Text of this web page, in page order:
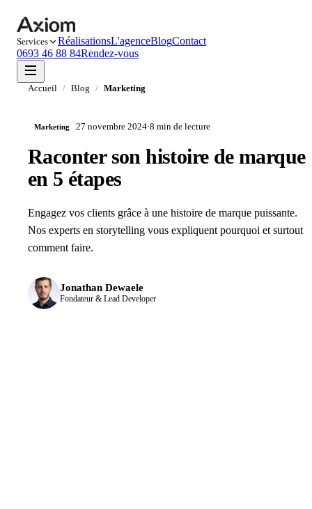
Services RéalisationsL'agenceBlogContact
0693 46 88 84Rendez-vous
Accueil / Blog / Marketing
Marketing 27 novembre 2024·8 min de lecture
Raconter son histoire de marque
en 5 étapes
Engagez vos clients grâce à une histoire de marque puissante.
Nos experts en storytelling vous expliquent pourquoi et surtout
comment faire.
Jonathan Dewaele
Fondateur & Lead Developer